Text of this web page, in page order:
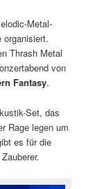
Metal-
organisiert.
Thrash Metal
von
Fantasy.
Set, das
Rage legen um
es für die